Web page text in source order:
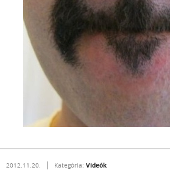
2012.11.20. Kategória: Videók